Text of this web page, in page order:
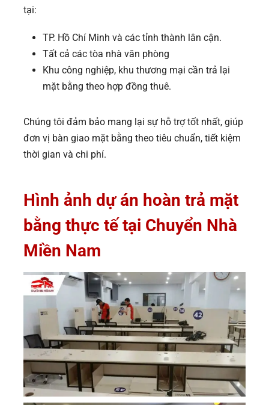
tại:
TP. Hồ Chí Minh và các tỉnh thành lân cận.
Tất cả các tòa nhà văn phòng
Khu công nghiệp, khu thương mại cần trả lại
mặt bằng theo hợp đồng thuê.
Chúng tôi đảm bảo mang lại sự hỗ trợ tốt nhất, giúp
đơn vị bàn giao mặt bằng theo tiêu chuẩn, tiết kiệm
thời gian và chi phí.
Hình ảnh dự án hoàn trả mặt
bằng thực tế tại Chuyển Nhà
Miền Nam